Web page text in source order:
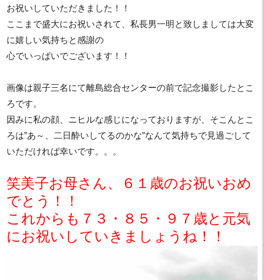
お祝いしていただきました！！
ここまで盛大にお祝いされて、私長男一明と致しましては大変
に嬉しい気持ちと感謝の
心でいっぱいでございます！！
画像は親子三名にて離島総合センターの前で記念撮影したとこ
ろです。
因みに私の顔、ニヒルな感じになっておりますが、そこんとこ
ろは”あ～、二日酔いしてるのかな”なんて気持ちで見過ごして
いただければ幸いです。。。
笑美子お母さん、６１歳のお祝いおめ
でとう！！
これからも７３・８５・９７歳と元気
にお祝いしていきましょうね！！